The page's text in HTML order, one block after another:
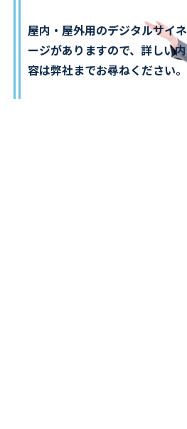
屋内・屋外用のデジタルサイネ
ージがありますので、詳しい内
容は弊社までお尋ねください。